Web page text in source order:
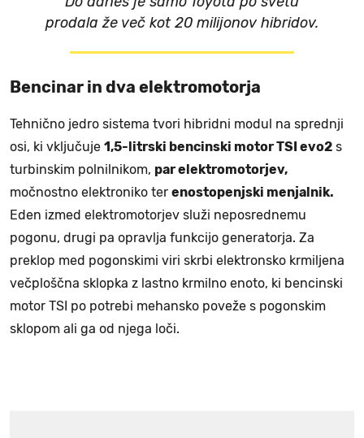
prodala že več kot 20 milijonov hibridov.
Bencinar in dva elektromotorja
Tehnično jedro sistema tvori hibridni modul na sprednji
osi, ki vključuje 1,5-litrski bencinski motor TSI evo2 s
turbinskim polnilnikom, par elektromotorjev,
močnostno elektroniko ter enostopenjski menjalnik.
Eden izmed elektromotorjev služi neposrednemu
pogonu, drugi pa opravlja funkcijo generatorja. Za
preklop med pogonskimi viri skrbi elektronsko krmiljena
večploščna sklopka z lastno krmilno enoto, ki bencinski
motor TSI po potrebi mehansko poveže s pogonskim
sklopom ali ga od njega loči.